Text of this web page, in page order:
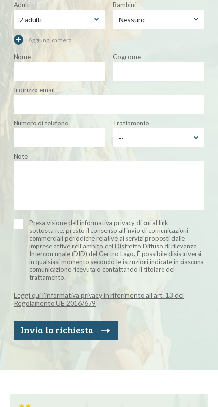
Adulti Bambini
Aggiungi camera
Nome Cognome
Indirizzo email
Numero di telefono Trattamento
Note
Presa visione dell'informativa privacy di cui al link
sottostante, presto il consenso all'invio di comunicazioni
commerciali periodiche relative ai servizi proposti dalle
imprese attive nell'ambito del Distretto Diffuso di rilevanza
Intercomunale (DID) del Centro Lago. È possibile disiscriversi
in qualsiasi momento secondo le istruzioni indicate in ciascuna
comunicazione ricevuta o contattando il titolare del
trattamento.
Leggi qui l’informativa privacy in riferimento all’art. 13 del
Regolamento UE 2016/679
Invia la richiesta